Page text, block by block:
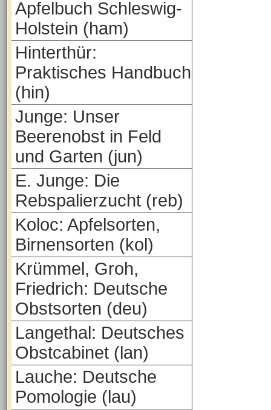
Apfelbuch Schleswig-
Holstein (ham)
Hinterthür:
Praktisches Handbuch
(hin)
Junge: Unser
Beerenobst in Feld
und Garten (jun)
E. Junge: Die
Rebspalierzucht (reb)
Koloc: Apfelsorten,
Birnensorten (kol)
Krümmel, Groh,
Friedrich: Deutsche
Obstsorten (deu)
Langethal: Deutsches
Obstcabinet (lan)
Lauche: Deutsche
Pomologie (lau)